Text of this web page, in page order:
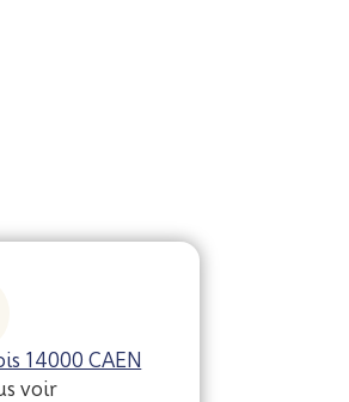
14000 CAEN
voir